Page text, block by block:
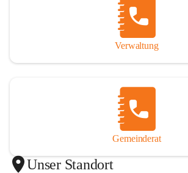
Verwaltung
Gemeinderat
Unser Standort